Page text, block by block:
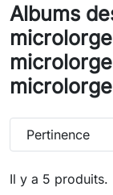
Albums
Il y a 5 produits.
Pertinence